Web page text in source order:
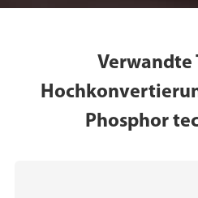
Verwandte
Phosphor